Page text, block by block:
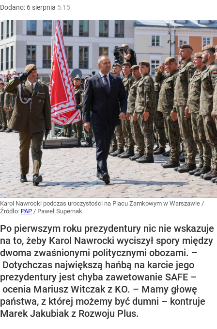
Dodano: 6 sierpnia 5:15
Karol Nawrocki podczas uroczystości na Placu Zamkowym w Warszawie /
Źródło: PAP / Paweł Supernak
Po pierwszym roku prezydentury nic nie wskazuje
na to, żeby Karol Nawrocki wyciszył spory między
dwoma zwaśnionymi politycznymi obozami. –
Dotychczas największą hańbą na karcie jego
prezydentury jest chyba zawetowanie SAFE –
ocenia Mariusz Witczak z KO. – Mamy głowę
państwa, z której możemy być dumni – kontruje
Marek Jakubiak z Rozwoju Plus.